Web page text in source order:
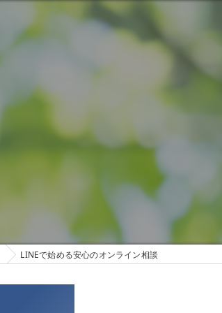
LINEで始める安心のオンライン相談